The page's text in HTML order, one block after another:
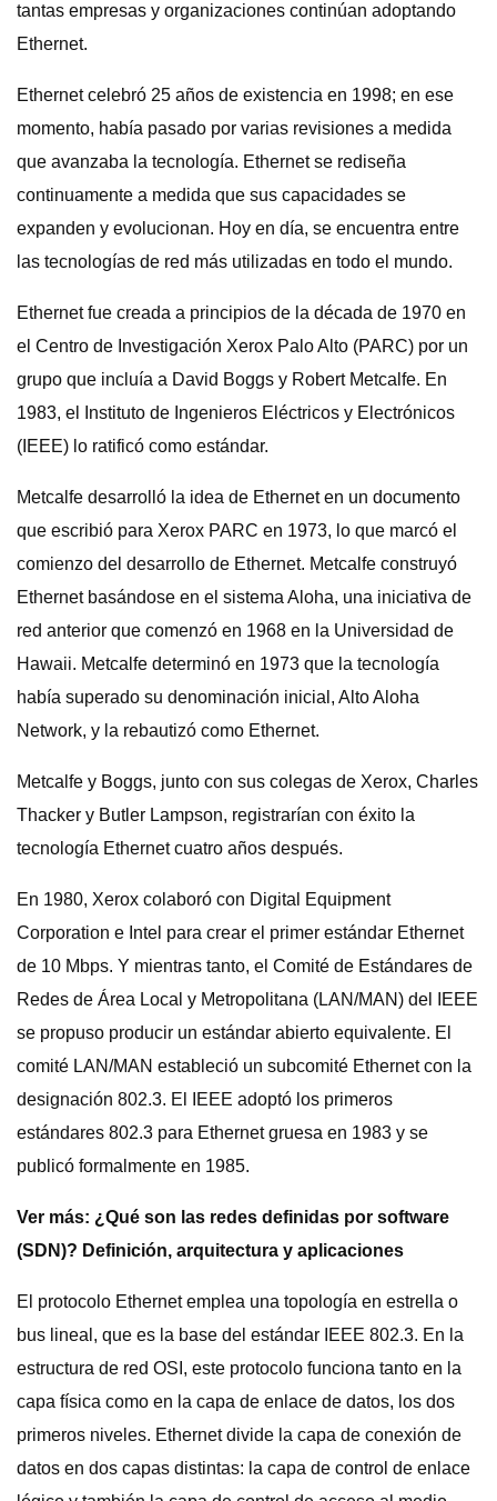
tantas empresas y organizaciones continúan adoptando
Ethernet.
Ethernet celebró 25 años de existencia en 1998; en ese
momento, había pasado por varias revisiones a medida
que avanzaba la tecnología. Ethernet se rediseña
continuamente a medida que sus capacidades se
expanden y evolucionan. Hoy en día, se encuentra entre
las tecnologías de red más utilizadas en todo el mundo.
Ethernet fue creada a principios de la década de 1970 en
el Centro de Investigación Xerox Palo Alto (PARC) por un
grupo que incluía a David Boggs y Robert Metcalfe. En
1983, el Instituto de Ingenieros Eléctricos y Electrónicos
(IEEE) lo ratificó como estándar.
Metcalfe desarrolló la idea de Ethernet en un documento
que escribió para Xerox PARC en 1973, lo que marcó el
comienzo del desarrollo de Ethernet. Metcalfe construyó
Ethernet basándose en el sistema Aloha, una iniciativa de
red anterior que comenzó en 1968 en la Universidad de
Hawaii. Metcalfe determinó en 1973 que la tecnología
había superado su denominación inicial, Alto Aloha
Network, y la rebautizó como Ethernet.
Metcalfe y Boggs, junto con sus colegas de Xerox, Charles
Thacker y Butler Lampson, registrarían con éxito la
tecnología Ethernet cuatro años después.
En 1980, Xerox colaboró ​​con Digital Equipment
Corporation e Intel para crear el primer estándar Ethernet
de 10 Mbps. Y mientras tanto, el Comité de Estándares de
Redes de Área Local y Metropolitana (LAN/MAN) del IEEE
se propuso producir un estándar abierto equivalente. El
comité LAN/MAN estableció un subcomité Ethernet con la
designación 802.3. El IEEE adoptó los primeros
estándares 802.3 para Ethernet gruesa en 1983 y se
publicó formalmente en 1985.
Ver más: ¿Qué son las redes definidas por software
(SDN)? Definición, arquitectura y aplicaciones
El protocolo Ethernet emplea una topología en estrella o
bus lineal, que es la base del estándar IEEE 802.3. En la
estructura de red OSI, este protocolo funciona tanto en la
capa física como en la capa de enlace de datos, los dos
primeros niveles. Ethernet divide la capa de conexión de
datos en dos capas distintas: la capa de control de enlace